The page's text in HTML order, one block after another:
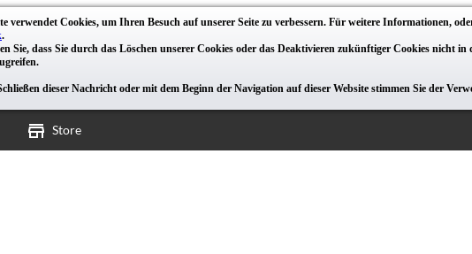
verwendet Cookies, um Ihren Besuch auf unserer Seite zu verbessern. Für weitere Informationen,
.
Sie, dass Sie durch das Löschen unserer Cookies oder das Deaktivieren zukünftiger Cookies nicht
dieser Nachricht oder mit dem Beginn der Navigation auf dieser Website stimmen Sie der
Store